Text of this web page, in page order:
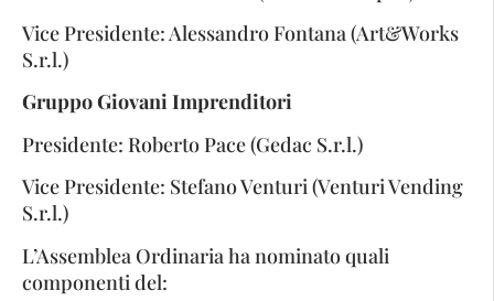
Vice Presidente: Alessandro Fontana (Art&Works
S.r.l.)
Gruppo Giovani Imprenditori
Presidente: Roberto Pace (Gedac S.r.l.)
Vice Presidente: Stefano Venturi (Venturi Vending
S.r.l.)
L’Assemblea Ordinaria ha nominato quali
componenti del: